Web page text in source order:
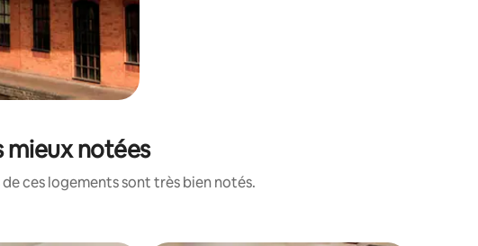
mieux notées
ces logements sont très bien notés.